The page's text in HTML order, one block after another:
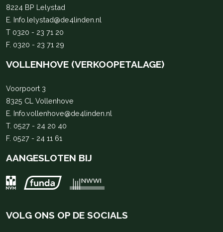
8224 BP Lelystad
E. Info.lelystad@de4linden.nl
T 0320 - 23 71 20
F. 0320 - 23 71 29
VOLLENHOVE (VERKOOPETALAGE)
Voorpoort 3
8325 CL Vollenhove
E. Info.vollenhove@de4linden.nl
T. 0527 - 24 20 40
F. 0527 - 24 11 61
AANGESLOTEN BIJ
VOLG ONS OP DE SOCIALS